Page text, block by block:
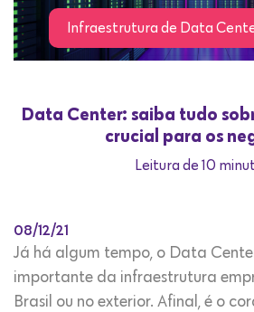
Infraestrutura de Data
Data Center: saiba tudo
crucial para os
Leitura de 10
08/12/21
Já há algum tempo, o Data
importante da infraestrutura
Brasil ou no exterior. Afinal, é o